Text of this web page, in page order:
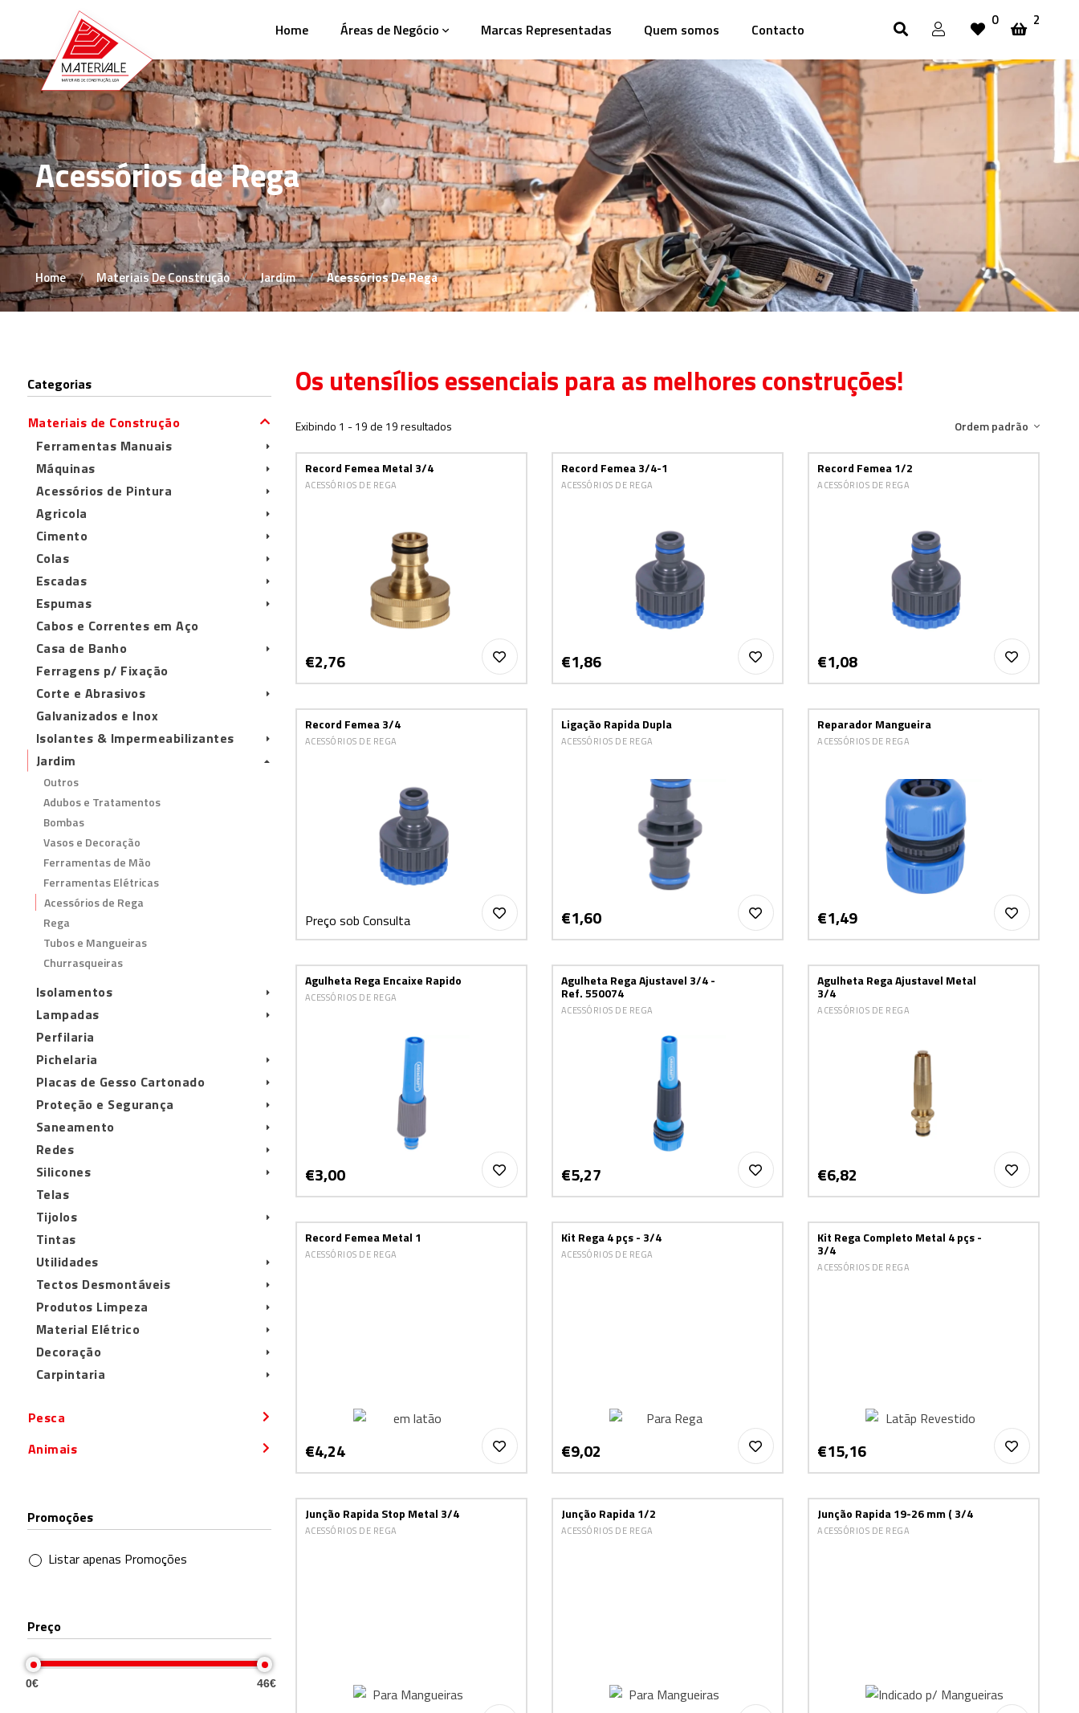
Home Áreas de Negócio Marcas Representadas Quem somos Contacto
0 2
Acessórios de Rega
Home Materiais De Construção Jardim Acessórios De Rega
Categorias
Materiais de Construção
Ferramentas Manuais
Máquinas
Acessórios de Pintura
Agricola
Cimento
Colas
Escadas
Espumas
Cabos e Correntes em Aço
Casa de Banho
Ferragens p/ Fixação
Corte e Abrasivos
Galvanizados e Inox
Isolantes & Impermeabilizantes
Jardim
Outros
Adubos e Tratamentos
Bombas
Vasos e Decoração
Ferramentas de Mão
Ferramentas Elétricas
Acessórios de Rega
Rega
Tubos e Mangueiras
Churrasqueiras
Isolamentos
Lampadas
Perfilaria
Pichelaria
Placas de Gesso Cartonado
Proteção e Segurança
Saneamento
Redes
Silicones
Telas
Tijolos
Tintas
Utilidades
Tectos Desmontáveis
Produtos Limpeza
Material Elétrico
Decoração
Carpintaria
Pesca
Animais
Promoções
Listar apenas Promoções
Preço
0€ 46€
Os utensílios essenciais para as melhores construções!
Exibindo 1 - 19 de 19 resultados Ordem padrão
Record Femea Metal 3/4
ACESSÓRIOS DE REGA
€2,76
Record Femea 3/4-1
ACESSÓRIOS DE REGA
€1,86
Record Femea 1/2
ACESSÓRIOS DE REGA
€1,08
Record Femea 3/4
ACESSÓRIOS DE REGA
Preço sob Consulta
Ligação Rapida Dupla
ACESSÓRIOS DE REGA
€1,60
Reparador Mangueira
ACESSÓRIOS DE REGA
€1,49
Agulheta Rega Encaixe Rapido
ACESSÓRIOS DE REGA
€3,00
Agulheta Rega Ajustavel 3/4 -
Ref. 550074
ACESSÓRIOS DE REGA
€5,27
Agulheta Rega Ajustavel Metal
3/4
ACESSÓRIOS DE REGA
€6,82
Record Femea Metal 1
ACESSÓRIOS DE REGA
€4,24
Kit Rega 4 pçs - 3/4
ACESSÓRIOS DE REGA
€9,02
Kit Rega Completo Metal 4 pçs -
3/4
ACESSÓRIOS DE REGA
€15,16
Junção Rapida Stop Metal 3/4
ACESSÓRIOS DE REGA
Junção Rapida 1/2
ACESSÓRIOS DE REGA
Junção Rapida 19-26 mm ( 3/4
ACESSÓRIOS DE REGA